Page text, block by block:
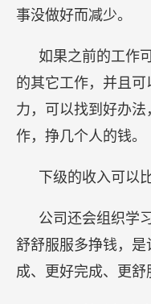
事没做好而减少。
如果之前的工作
的其它工作，并且
力，可以找到好办
作，挣几个人的钱。
下级的收入可以
公司还会组织学
舒舒服服多挣钱，
成、更好完成、更舒